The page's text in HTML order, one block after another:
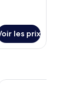
les prix
Palermo